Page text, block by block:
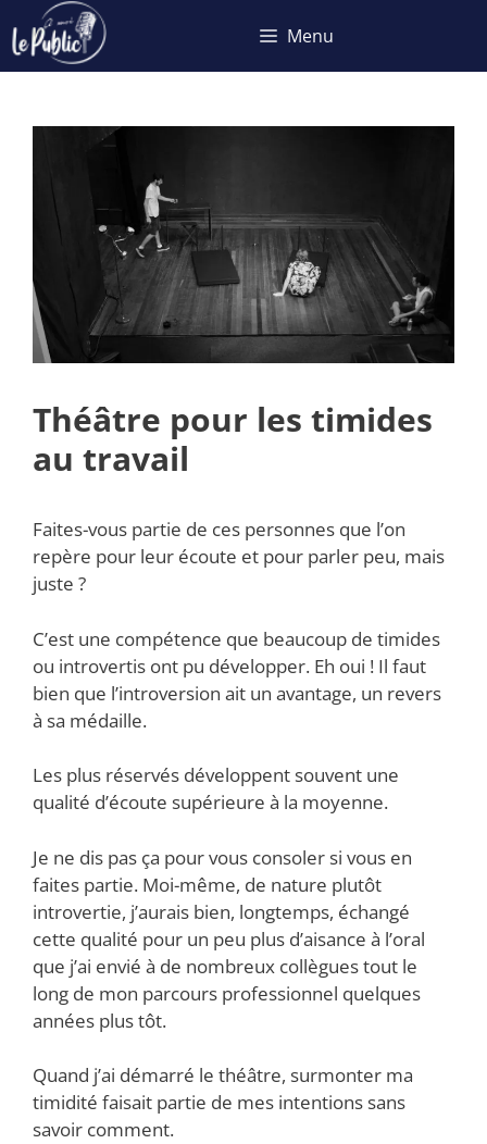
au
contenu
Menu
Théâtre pour les timides
au travail
Faites-vous partie de ces personnes que l’on
repère pour leur écoute et pour parler peu, mais
juste ?
C’est une compétence que beaucoup de timides
ou introvertis ont pu développer. Eh oui ! Il faut
bien que l’introversion ait un avantage, un revers
à sa médaille.
Les plus réservés développent souvent une
qualité d’écoute supérieure à la moyenne.
Je ne dis pas ça pour vous consoler si vous en
faites partie. Moi-même, de nature plutôt
introvertie, j’aurais bien, longtemps, échangé
cette qualité pour un peu plus d’aisance à l’oral
que j’ai envié à de nombreux collègues tout le
long de mon parcours professionnel quelques
années plus tôt.
Quand j’ai démarré le théâtre, surmonter ma
timidité faisait partie de mes intentions sans
savoir comment.